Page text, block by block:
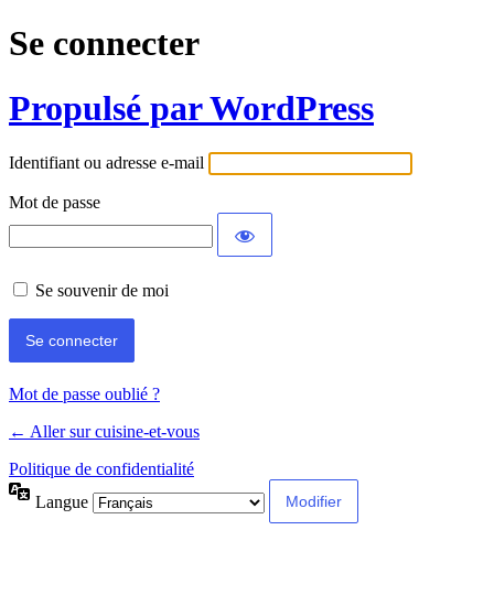
Se connecter
Propulsé par WordPress
Identifiant ou adresse e-mail
Mot de passe
Se souvenir de moi
Mot de passe oublié ?
← Aller sur cuisine-et-vous
Politique de confidentialité
Langue